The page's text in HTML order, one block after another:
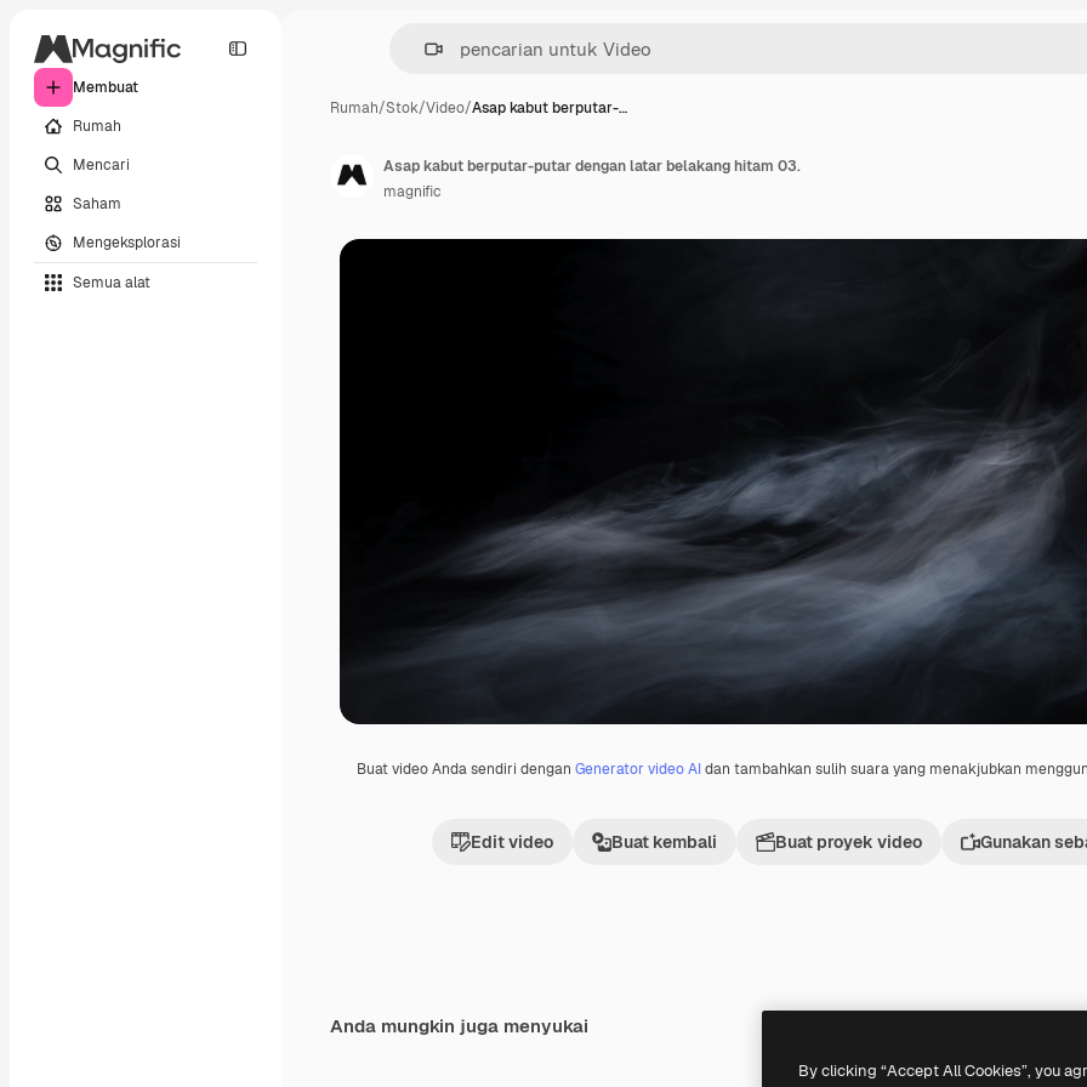
Membuat
Rumah
Mencari
Saham
Mengeksplorasi
Semua alat
Rumah/Stok/Video/Asap kabut berputar-…
Buat video Anda sendiri dengan Generator video AIdan tambahkan sulih suara yang menakjubkan
Edit video Buat kembali Buat proyek video Gunakan
Asap kabut berputar-putar dengan latar belakang hitam 03.
magnific
Anda mungkin juga menyukai
By clicking “Accept All Cookies”, you